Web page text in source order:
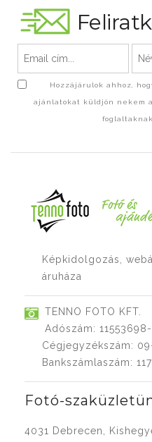
Hozzájárulok ahhoz,
ajánlatokat küldjön nekem
Képkidolgozás,
áruháza
TENNO FOTO KFT.
Adószám:
Cégjegyzékszám:
Bankszámlaszám:
Fotó-
4031 Debrecen,